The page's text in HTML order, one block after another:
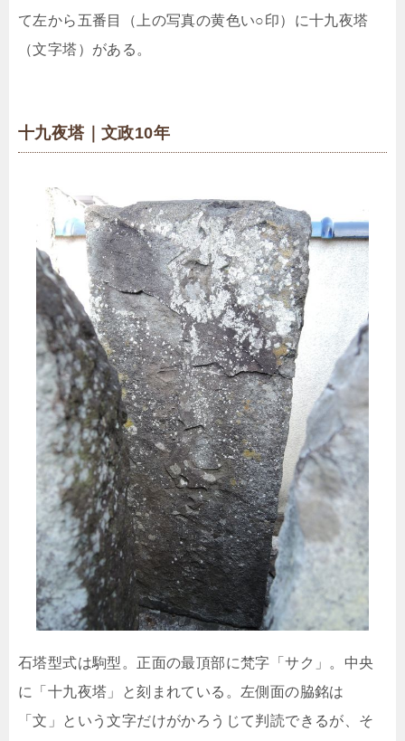
て左から五番目（上の写真の黄色い○印）に十九夜塔
（文字塔）がある。
十九夜塔｜文政10年
石塔型式は駒型。正面の最頂部に梵字「サク」。中央
に「十九夜塔」と刻まれている。左側面の脇銘は
「文」という文字だけがかろうじて判読できるが、そ